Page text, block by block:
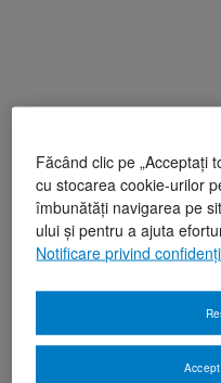
Făcând clic pe „Acceptați
cu stocarea cookie-urilor
îmbunătăți navigarea pe
ului și pentru a ajuta
Notificare privind